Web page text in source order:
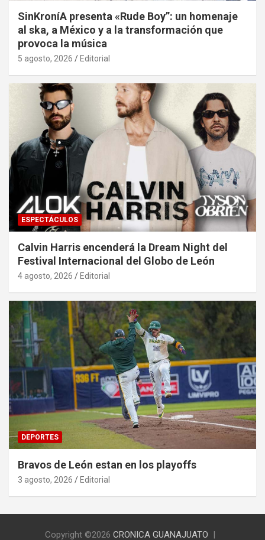
SinKroníA presenta «Rude Boy”: un homenaje
al ska, a México y a la transformación que
provoca la música
5 agosto, 2026 Editorial
ESPECTÁCULOS
Calvin Harris encenderá la Dream Night del
Festival Internacional del Globo de León
4 agosto, 2026 Editorial
DEPORTES
Bravos de León estan en los playoffs
3 agosto, 2026 Editorial
Copyright ©2026 CRONICA GUANAJUATO